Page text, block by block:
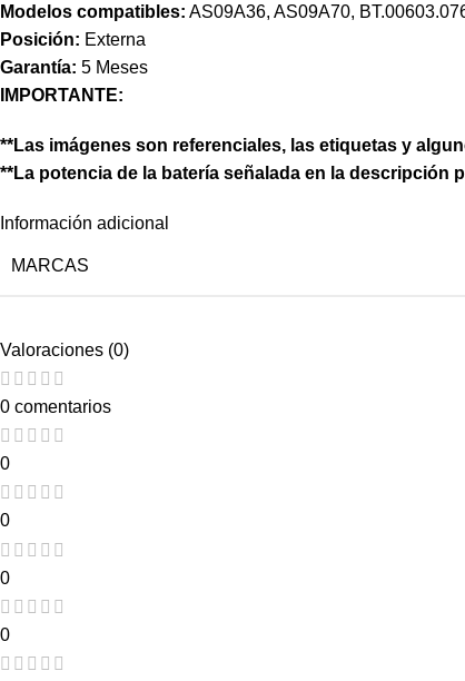
Modelos compatibles: AS09A36, AS09A70,
Posición: Externa
Garantía: 5 Meses
IMPORTANTE:
**Las imágenes son referenciales, las etiquetas y
**La potencia de la batería señalada en la
Información adicional
MARCAS
Valoraciones (0)
0 comentarios
0
0
0
0